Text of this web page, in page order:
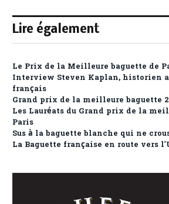
Lire également
Le Prix de la Meilleure baguette de
Interview Steven Kaplan, historien
français
Grand prix de la meilleure baguette
Les Lauréats du Grand prix de la
Paris
Sus à la baguette blanche qui ne
La Baguette française en route vers